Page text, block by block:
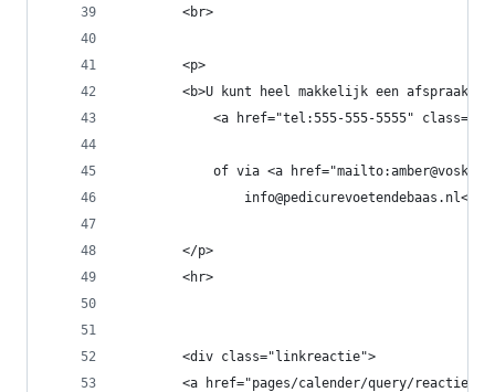
        <br>
        <p>
<b>U kunt heel makkelijk een afspraak
<a href="tel:555-555-5555"
of via <a
info@pedicurevoetendebaas.nl</
        </p>
        <hr>
        <div class="linkreactie">
<a href="pages/calender/query/